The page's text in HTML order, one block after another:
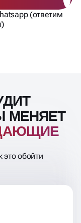
(ответим
МЕНЯЕТ
обойти